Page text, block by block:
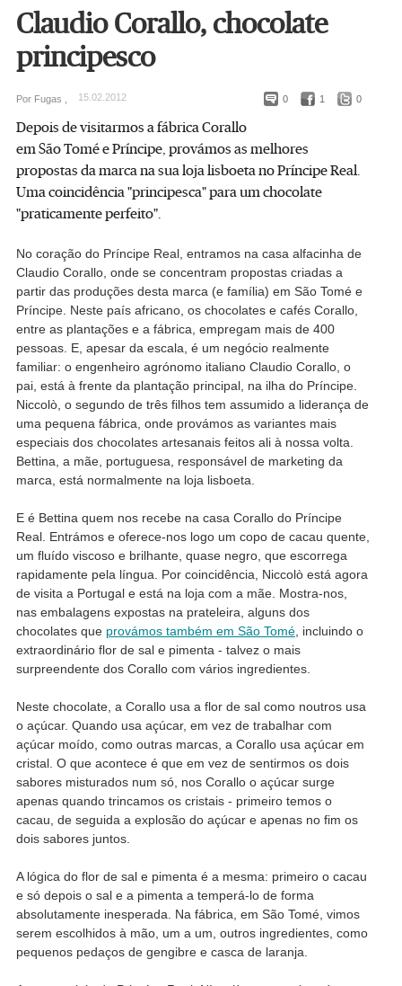
Claudio Corallo, chocolate
principesco
0 1 0
Por Fugas , 15.02.2012
Depois de visitarmos a fábrica Corallo
em São Tomé e Príncipe, provámos as melhores
propostas da marca na sua loja lisboeta no Príncipe Real.
Uma coincidência "principesca" para um chocolate
"praticamente perfeito".
No coração do Príncipe Real, entramos na casa alfacinha de
Claudio Corallo, onde se concentram propostas criadas a
partir das produções desta marca (e família) em São Tomé e
Príncipe. Neste país africano, os chocolates e cafés Corallo,
entre as plantações e a fábrica, empregam mais de 400
pessoas. E, apesar da escala, é um negócio realmente
familiar: o engenheiro agrónomo italiano Claudio Corallo, o
pai, está à frente da plantação principal, na ilha do Príncipe.
Niccolò, o segundo de três filhos tem assumido a liderança de
uma pequena fábrica, onde provámos as variantes mais
especiais dos chocolates artesanais feitos ali à nossa volta.
Bettina, a mãe, portuguesa, responsável de marketing da
marca, está normalmente na loja lisboeta.
E é Bettina quem nos recebe na casa Corallo do Príncipe
Real. Entrámos e oferece-nos logo um copo de cacau quente,
um fluído viscoso e brilhante, quase negro, que escorrega
rapidamente pela língua. Por coincidência, Niccolò está agora
de visita a Portugal e está na loja com a mãe. Mostra-nos,
nas embalagens expostas na prateleira, alguns dos
chocolates que provámos também em São Tomé, incluindo o
extraordinário flor de sal e pimenta - talvez o mais
surpreendente dos Corallo com vários ingredientes.
Neste chocolate, a Corallo usa a flor de sal como noutros usa
o açúcar. Quando usa açúcar, em vez de trabalhar com
açúcar moído, como outras marcas, a Corallo usa açúcar em
cristal. O que acontece é que em vez de sentirmos os dois
sabores misturados num só, nos Corallo o açúcar surge
apenas quando trincamos os cristais - primeiro temos o
cacau, de seguida a explosão do açúcar e apenas no fim os
dois sabores juntos.
A lógica do flor de sal e pimenta é a mesma: primeiro o cacau
e só depois o sal e a pimenta a temperá-lo de forma
absolutamente inesperada. Na fábrica, em São Tomé, vimos
serem escolhidos à mão, um a um, outros ingredientes, como
pequenos pedaços de gengibre e casca de laranja.